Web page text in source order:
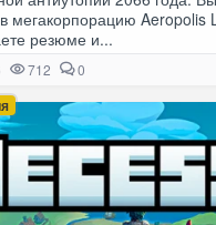
мегакорпорацию Aeropolis
резюме и...
712 0